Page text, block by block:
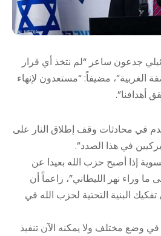
جدعون ساعر “لم نتخذ أي قرار
مضيفاً: “مستعدون لإنهاء
أهدافنا”.
في محادثات وقف إطلاق النار على
في هذا الصدد”.
إذا أصبح حزب الله بعيدا عن
ما وراء نهر الليطاني”، زاعماً أن
البنية التحتية لحزب الله في
وضع مختلف ولا يمكنه الآن تنفيذ